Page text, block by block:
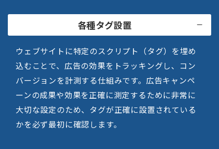
各種タグ設置
ウェブサイトに特定のスクリプト（タグ）を埋め
込むことで、広告の効果をトラッキングし、コン
バージョンを計測する仕組みです。広告キャンペ
ーンの成果や効果を正確に測定するために非常に
大切な設定のため、タグが正確に設置されている
かを必ず最初に確認します。